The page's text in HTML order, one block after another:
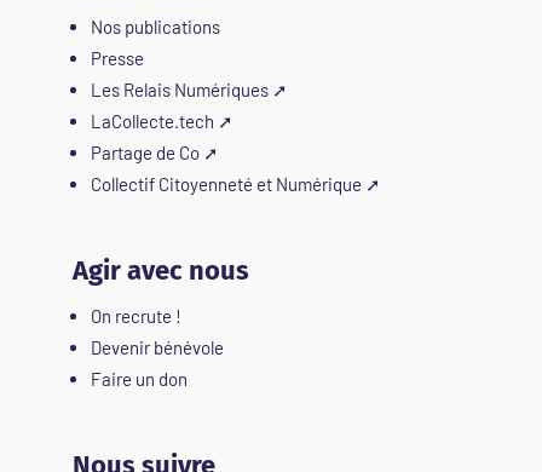
Nos publications
Presse
Les Relais Numériques➚
LaCollecte.tech ➚
Partage de Co➚
Collectif Citoyenneté et Numérique ➚
Agir avec nous
On recrute !
Devenir bénévole
Faire un don